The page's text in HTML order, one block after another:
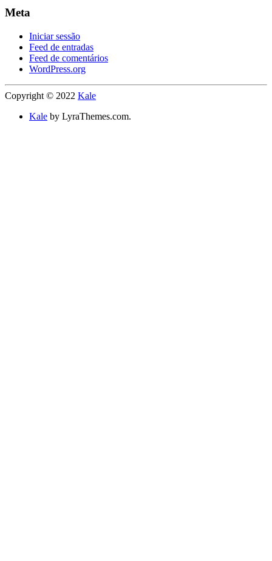
Meta
Iniciar sessão
Feed de entradas
Feed de comentários
WordPress.org
Copyright © 2022 Kale
Kale by LyraThemes.com.